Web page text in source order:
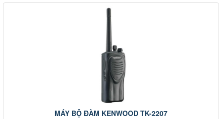
MÁY BỘ ĐÀM KENWOOD TK-2207